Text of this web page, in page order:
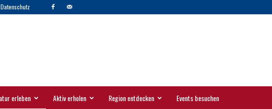
Datenschutz
erleben Aktiv erholen Region entdecken Events besuchen